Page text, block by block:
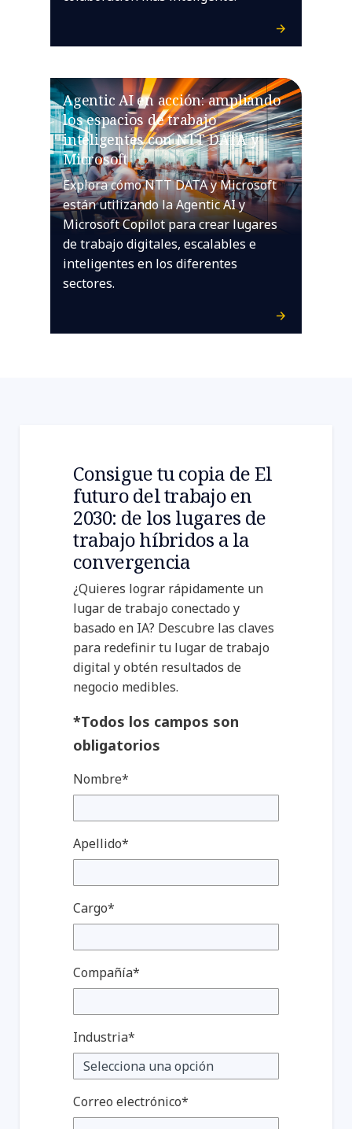
Agentic AI en acción: ampliando
los espacios de trabajo
inteligentes con NTT DATA y
Microsoft
Explora cómo NTT DATA y Microsoft
están utilizando la Agentic AI y
Microsoft Copilot para crear lugares
de trabajo digitales, escalables e
inteligentes en los diferentes
sectores.
Consigue tu copia de El
futuro del trabajo en
2030: de los lugares de
trabajo híbridos a la
convergencia
¿Quieres lograr rápidamente un
lugar de trabajo conectado y
basado en IA? Descubre las claves
para redefinir tu lugar de trabajo
digital y obtén resultados de
negocio medibles.
*Todos los campos son
obligatorios
Nombre*
Apellido*
Cargo*
Compañía*
Industria*
Correo electrónico*